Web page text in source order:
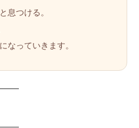
息つける。
なっていきます。